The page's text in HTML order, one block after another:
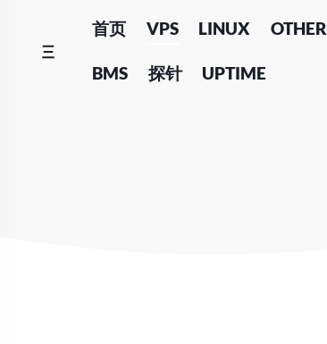
content
首页 VPS LINUX OTHER
BMS 探针 UPTIME